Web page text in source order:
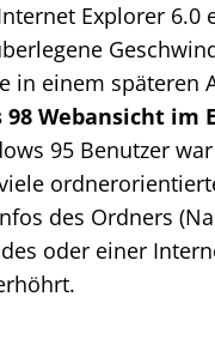
Explorer 6.0
in einem späteren
98 Webansicht im
95 Benutzer
des Ordners
oder einer